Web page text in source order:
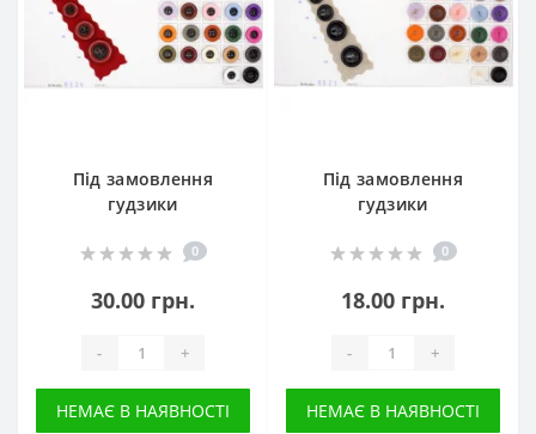
Під замовлення
гудзики
0
30.00 грн.
- +
НЕМАЄ В НАЯВНОСТІ
Під замовлення
гудзики
0
18.00 грн.
- +
НЕМАЄ В НАЯВНОСТІ